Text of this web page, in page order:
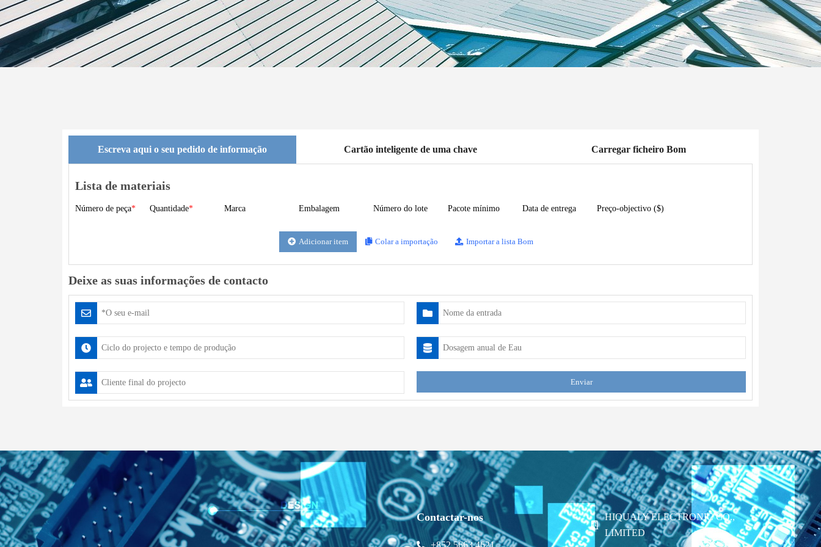
Escreva aqui o seu pedido de informação Cartão inteligente de uma chave Carregar ficheiro Bom
Lista de materiais
Número de peça Quantidade Marca Embalagem Número do lote Pacote mínimo Data de entrega Preço-objectivo ($)
Adicionar item Colar a importação Importar a lista Bom
Deixe as suas informações de contacto
Enviar
Contactar-nos
+852 5663 4621
HIQUALY ELECTRONIC CO.,
LIMITED